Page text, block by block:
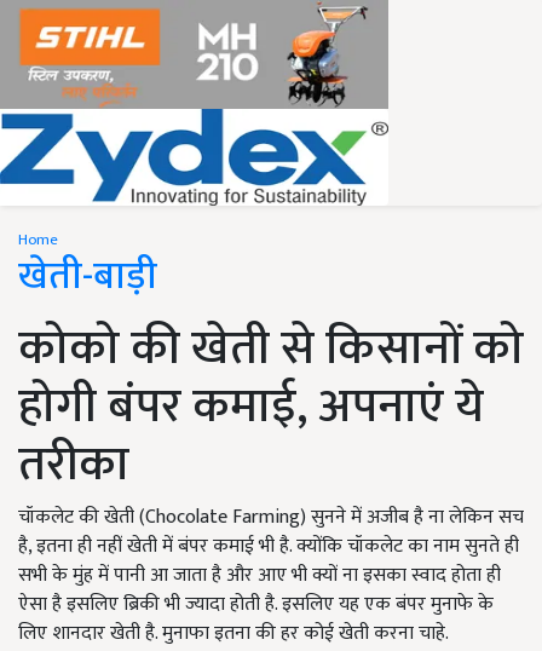
Home
खेती-बाड़ी
कोको की खेती से किसानों को
होगी बंपर कमाई, अपनाएं ये
तरीका
चॉकलेट की खेती (Chocolate Farming) सुनने में अजीब है ना लेकिन सच
है, इतना ही नहीं खेती में बंपर कमाई भी है. क्योंकि चॉकलेट का नाम सुनते ही
सभी के मुंह में पानी आ जाता है और आए भी क्यों ना इसका स्वाद होता ही
ऐसा है इसलिए ब्रिकी भी ज्यादा होती है. इसलिए यह एक बंपर मुनाफे के
लिए शानदार खेती है. मुनाफा इतना की हर कोई खेती करना चाहे.